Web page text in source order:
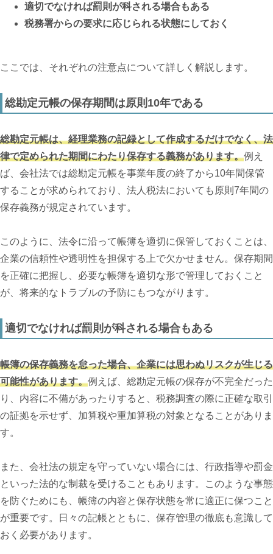
適切でなければ罰則が科される場合もある
税務署からの要求に応じられる状態にしておく
ここでは、それぞれの注意点について詳しく解説します。
総勘定元帳の保存期間は原則10年である
総勘定元帳は、経理業務の記録として作成するだけでなく、法
律で定められた期間にわたり保存する義務があります。例え
ば、会社法では総勘定元帳を事業年度の終了から10年間保管
することが求められており、法人税法においても原則7年間の
保存義務が規定されています。
このように、法令に沿って帳簿を適切に保管しておくことは、
企業の信頼性や透明性を担保する上で欠かせません。保存期間
を正確に把握し、必要な帳簿を適切な形で管理しておくこと
が、将来的なトラブルの予防にもつながります。
適切でなければ罰則が科される場合もある
帳簿の保存義務を怠った場合、企業には思わぬリスクが生じる
可能性があります。例えば、総勘定元帳の保存が不完全だった
り、内容に不備があったりすると、税務調査の際に正確な取引
の証拠を示せず、加算税や重加算税の対象となることがありま
す。
また、会社法の規定を守っていない場合には、行政指導や罰金
といった法的な制裁を受けることもあります。このような事態
を防ぐためにも、帳簿の内容と保存状態を常に適正に保つこと
が重要です。日々の記帳とともに、保存管理の徹底も意識して
おく必要があります。